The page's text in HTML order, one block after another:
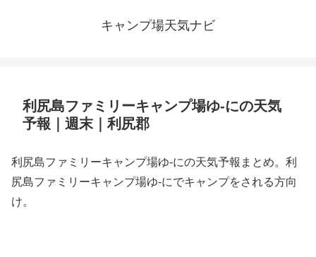
キャンプ場天気ナビ
利尻島ファミリーキャンプ場ゆ-にの天気
予報｜週末｜利尻郡
利尻島ファミリーキャンプ場ゆ-にの天気予報まとめ。利
尻島ファミリーキャンプ場ゆ-にでキャンプをされる方向
け。